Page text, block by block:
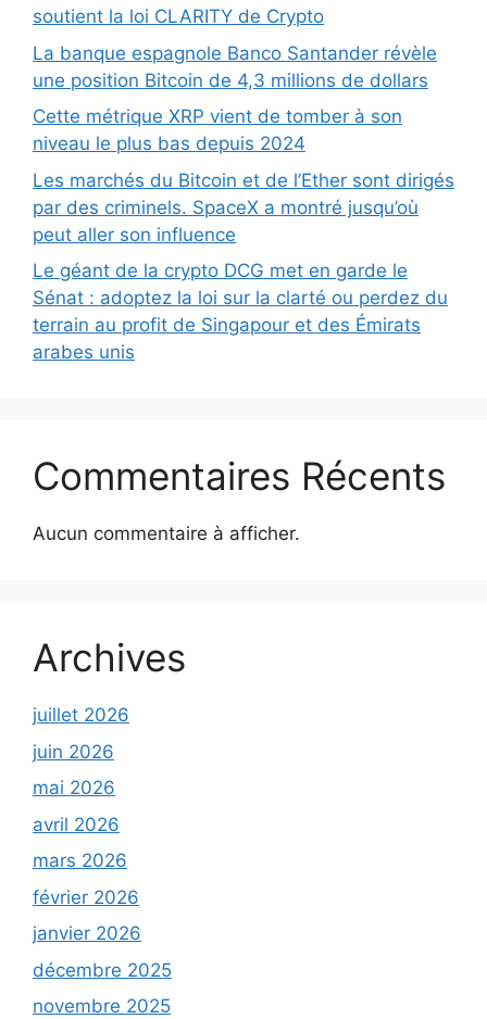
soutient la loi CLARITY de Crypto
La banque espagnole Banco Santander révèle
une position Bitcoin de 4,3 millions de dollars
Cette métrique XRP vient de tomber à son
niveau le plus bas depuis 2024
Les marchés du Bitcoin et de l’Ether sont dirigés
par des criminels. SpaceX a montré jusqu’où
peut aller son influence
Le géant de la crypto DCG met en garde le
Sénat : adoptez la loi sur la clarté ou perdez du
terrain au profit de Singapour et des Émirats
arabes unis
Commentaires Récents
Aucun commentaire à afficher.
Archives
juillet 2026
juin 2026
mai 2026
avril 2026
mars 2026
février 2026
janvier 2026
décembre 2025
novembre 2025